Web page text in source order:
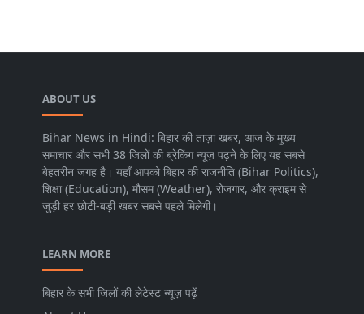
ABOUT US
Bihar News in Hindi: बिहार की ताज़ा खबर, आज के मुख्य
समाचार और सभी 38 जिलों की ब्रेकिंग न्यूज़ पढ़ने के लिए यह सबसे
बेहतरीन जगह है। यहाँ आपको बिहार की राजनीति (Bihar Politics),
शिक्षा (Education), मौसम (Weather), रोजगार, और क्राइम से
जुड़ी हर छोटी-बड़ी खबर सबसे पहले मिलेगी।
LEARN MORE
बिहार के सभी जिलों की लेटेस्ट न्यूज़ पढ़ें